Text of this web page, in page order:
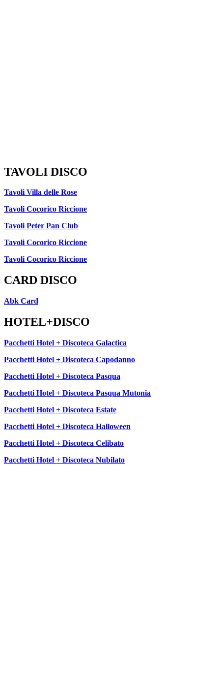
TAVOLI DISCO
Tavoli Villa delle Rose
Tavoli Cocorico Riccione
Tavoli Peter Pan Club
Tavoli Cocorico Riccione
Tavoli Cocorico Riccione
CARD DISCO
Abk Card
HOTEL+DISCO
Pacchetti Hotel + Discoteca Galactica
Pacchetti Hotel + Discoteca Capodanno
Pacchetti Hotel + Discoteca Pasqua
Pacchetti Hotel + Discoteca Pasqua Mutonia
Pacchetti Hotel + Discoteca Estate
Pacchetti Hotel + Discoteca Halloween
Pacchetti Hotel + Discoteca Celibato
Pacchetti Hotel + Discoteca Nubilato